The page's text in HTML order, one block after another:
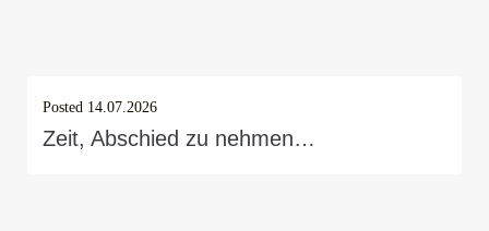
Posted 14.07.2026
Zeit, Abschied zu nehmen…